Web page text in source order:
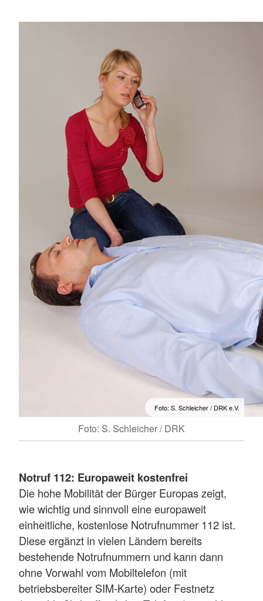
Foto: S. Schleicher / DRK e.V.
Foto: S. Schleicher / DRK
Notruf 112: Europaweit kostenfrei
Die hohe Mobilität der Bürger Europas zeigt,
wie wichtig und sinnvoll eine europaweit
einheitliche, kostenlose Notrufnummer 112 ist.
Diese ergänzt in vielen Ländern bereits
bestehende Notrufnummern und kann dann
ohne Vorwahl vom Mobiltelefon (mit
betriebsbereiter SIM-Karte) oder Festnetz